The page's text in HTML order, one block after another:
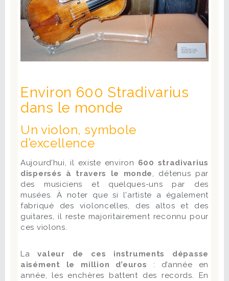
Environ 600 Stradivarius
dans le monde
Un violon, symbole
d’excellence
Aujourd’hui, il existe environ 600 stradivarius
dispersés à travers le monde, détenus par
des musiciens et quelques-uns par des
musées. À noter que si l'artiste a également
fabriqué des violoncelles, des altos et des
guitares, il reste majoritairement reconnu pour
ces violons.
Lavaleur de ces instruments dépasse
aisément le million d’euros : d’année en
année, les enchères battent des records. En